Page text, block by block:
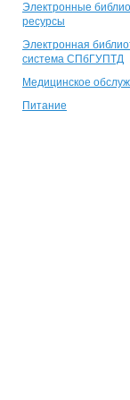
Электронные
ресурсы
Электронная
система СПбГУПТД
Медицинское
Питание